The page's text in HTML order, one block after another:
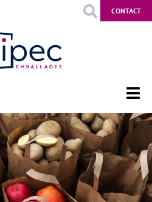
CONTACT